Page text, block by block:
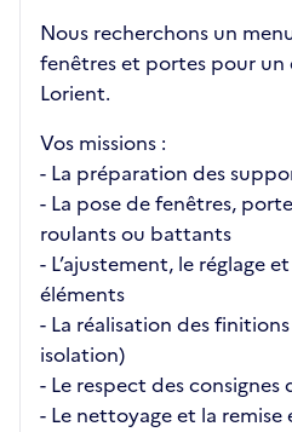
Nous recherchons un
fenêtres et portes pour un
Lorient.
Vos missions :
- La préparation des
- La pose de fenêtres,
roulants ou battants
- L’ajustement, le réglage
éléments
- La réalisation des
isolation)
- Le respect des
- Le nettoyage et la